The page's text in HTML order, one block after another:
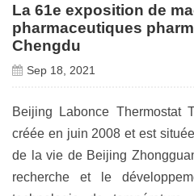
La 61e exposition de
pharmaceutiques
Chengdu
Sep 18, 2021
Beijing Labonce Thermostat
créée en juin 2008 et est
de la vie de Beijing
recherche et le